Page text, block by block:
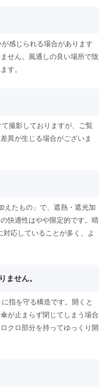
感じられる場合があります
せん。風通しの良い場所で陰
す。
撮影しておりますが、ご覧
異が生じる場合がございま
えたもの」で、遮熱・遮光加
快適性はやや限定的です。晴
応していることが多く、よ
ません。
指を守る構造です。開くと
が止まらず閉じてしまう場合
クロ部分を持ってゆっくり開